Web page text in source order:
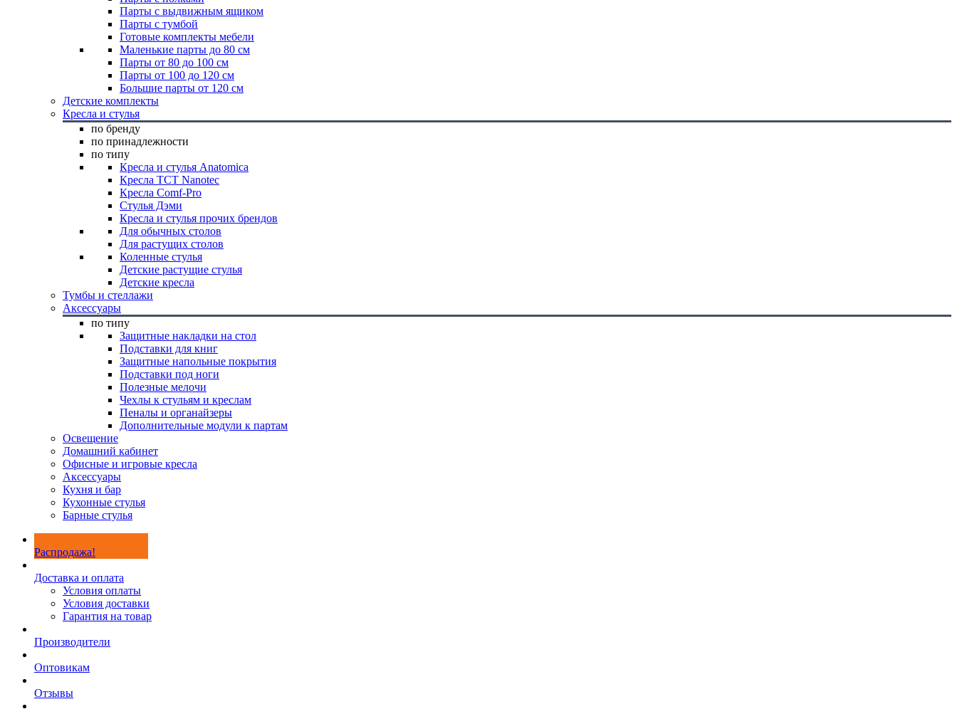
Парты с выдвижным ящиком
Парты с тумбой
Готовые комплекты мебели
Маленькие парты до 80 см
Парты от 80 до 100 см
Парты от 100 до 120 см
Большие парты от 120 см
Детские комплекты
Кресла и стулья
по бренду
по принадлежности
по типу
Кресла и стулья Anatomica
Кресла TCT Nanotec
Кресла Comf-Pro
Стулья Дэми
Кресла и стулья прочих брендов
Для обычных столов
Для растущих столов
Коленные стулья
Детские растущие стулья
Детские кресла
Тумбы и стеллажи
Аксессуары
по типу
Защитные накладки на стол
Подставки для книг
Защитные напольные покрытия
Подставки под ноги
Полезные мелочи
Чехлы к стульям и креслам
Пеналы и органайзеры
Дополнительные модули к партам
Освещение
Домашний кабинет
Офисные и игровые кресла
Аксессуары
Кухня и бар
Кухонные стулья
Барные стулья
Распродажа!
Доставка и оплата
Условия оплаты
Условия доставки
Гарантия на товар
Производители
Оптовикам
Отзывы